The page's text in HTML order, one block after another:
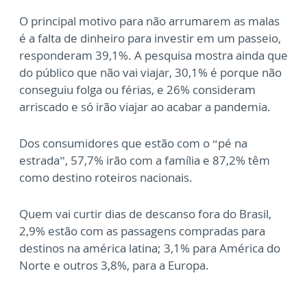
O principal motivo para não arrumarem as malas
é a falta de dinheiro para investir em um passeio,
responderam 39,1%. A pesquisa mostra ainda que
do público que não vai viajar, 30,1% é porque não
conseguiu folga ou férias, e 26% consideram
arriscado e só irão viajar ao acabar a pandemia.
Dos consumidores que estão com o “pé na
estrada”, 57,7% irão com a família e 87,2% têm
como destino roteiros nacionais.
Quem vai curtir dias de descanso fora do Brasil,
2,9% estão com as passagens compradas para
destinos na américa latina; 3,1% para América do
Norte e outros 3,8%, para a Europa.